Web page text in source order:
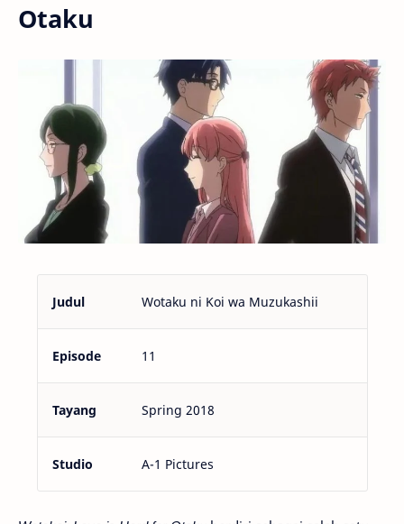
Otaku
Judul Wotaku ni Koi wa Muzukashii
Episode 11
Tayang Spring 2018
Studio A-1 Pictures